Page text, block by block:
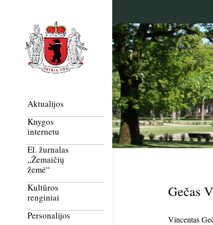
Aktualijos
Knygos
internetu
El. žurnalas
„Žemaičių
žemė“
Kultūros
renginiai
Personalijos
Gečas
Vincentas